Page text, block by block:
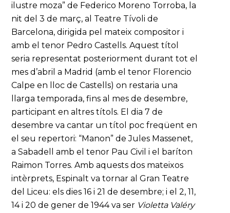
ilustre moza” de Federico Moreno Torroba, la
nit del 3 de març, al Teatre Tívoli de
Barcelona, dirigida pel mateix compositor i
amb el tenor Pedro Castells. Aquest títol
seria representat posteriorment durant tot el
mes d’abril a Madrid (amb el tenor Florencio
Calpe en lloc de Castells) on restaria una
llarga temporada, fins al mes de desembre,
participant en altres títols. El dia 7 de
desembre va cantar un títol poc freqüent en
el seu repertori: “Manon” de Jules Massenet,
a Sabadell amb el tenor Pau Civil i el baríton
Raimon Torres. Amb aquests dos mateixos
intèrprets, Espinalt va tornar al Gran Teatre
del Liceu: els dies 16 i 21 de desembre; i el 2, 11,
14 i 20 de gener de 1944 va ser Violetta Valéry